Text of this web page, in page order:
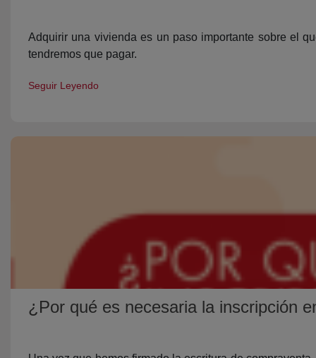
Adquirir una vivienda es un paso importante sobre el
tendremos que pagar.
Seguir Leyendo
¿Por qué es necesaria la inscripción